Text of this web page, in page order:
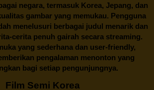
negara, termasuk Korea, Jepang, dan
gambar yang memukau. Pengguna
menelusuri berbagai judul menarik dan
cerita penuh gairah secara streaming.
yang sederhana dan user-friendly,
pengalaman menonton yang
bagi setiap pengunjungnya.
Film Semi Korea